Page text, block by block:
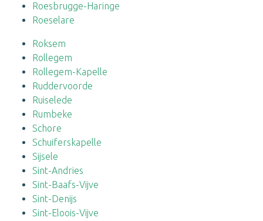
Roesbrugge-Haringe
Roeselare
Roksem
Rollegem
Rollegem-Kapelle
Ruddervoorde
Ruiselede
Rumbeke
Schore
Schuiferskapelle
Sijsele
Sint-Andries
Sint-Baafs-Vijve
Sint-Denijs
Sint-Eloois-Vijve